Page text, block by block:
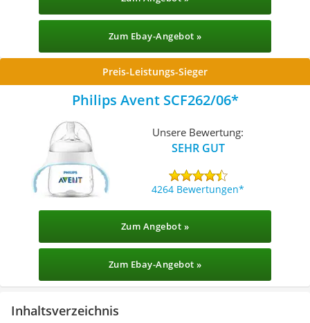
Zum Ebay-Angebot »
Preis-Leistungs-Sieger
Philips Avent SCF262/06
Unsere Bewertung:
SEHR GUT
4264 Bewertungen
Zum Angebot »
Zum Ebay-Angebot »
Inhaltsverzeichnis